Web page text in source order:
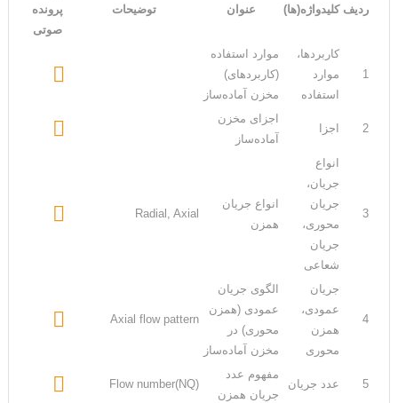
ردیف کلیدواژه(ها) عنوان توضیحات
پرونده
صوتی
1
کاربردها،
موارد
استفاده
موارد استفاده
(کاربردهای)
مخزن آماده‌ساز

2 اجزا
اجزای مخزن
آماده‌ساز

3
انواع
جریان،
جریان
محوری،
جریان
شعاعی
انواع جریان
همزن
Radial, Axial

4
جریان
عمودی،
همزن
محوری
الگوی جریان
عمودی (همزن
محوری) در
مخزن آماده‌ساز
Axial flow pattern

5 عدد جریان
مفهوم عدد
جریان همزن
Flow number(NQ)
